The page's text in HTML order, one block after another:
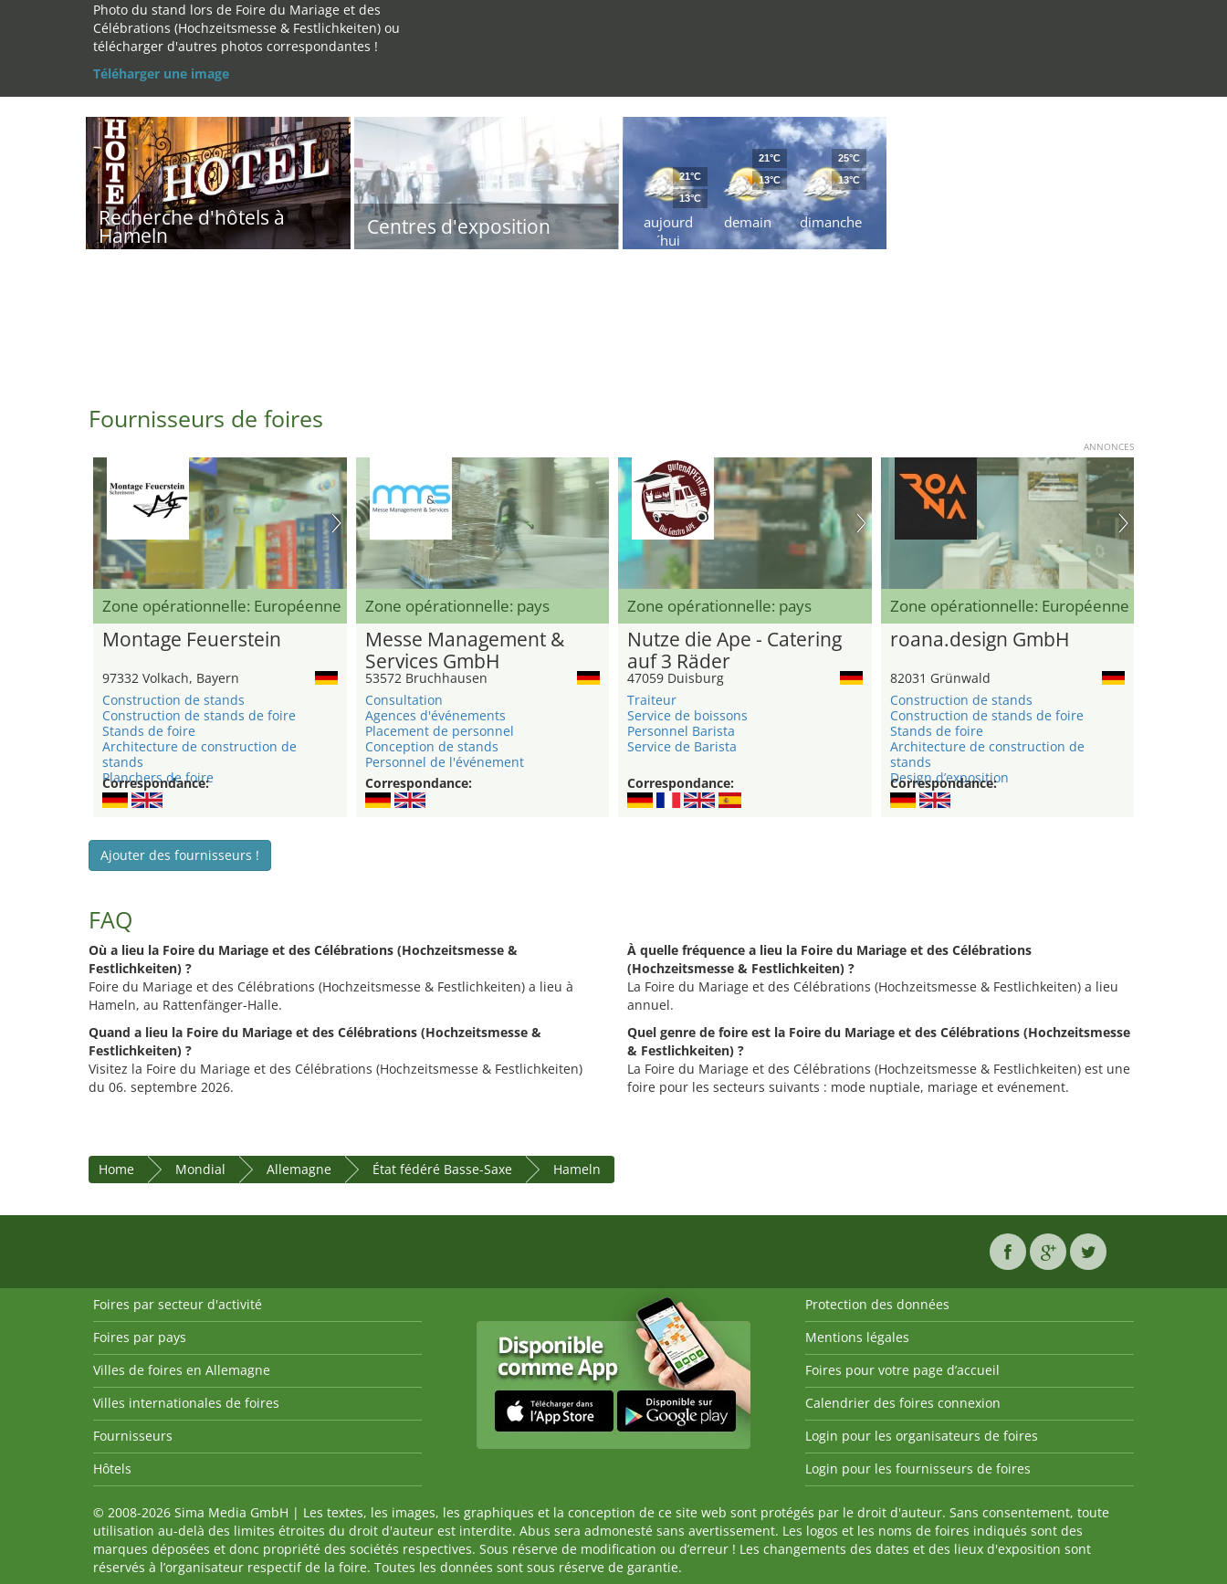
Photo du stand lors de Foire du Mariage et des
Célébrations (Hochzeitsmesse & Festlichkeiten) ou
télécharger d'autres photos correspondantes !
Téléharger une image
Recherche d'hôtels à
Hameln Centres d'exposition
aujourd
´hui
21°C
13°C
demain
21°C
13°C
dimanche
25°C
13°C
Fournisseurs de foires
ANNONCES
Zone opérationnelle: Européenne
Montage Feuerstein
97332 Volkach, Bayern
Construction de stands
Construction de stands de foire
Stands de foire
Architecture de construction de
stands
Planchers de foire
Correspondance:
Zone opérationnelle: pays
Messe Management &
Services GmbH
53572 Bruchhausen
Consultation
Agences d'événements
Placement de personnel
Conception de stands
Personnel de l'événement
Correspondance:
Zone opérationnelle: pays
Nutze die Ape - Catering
auf 3 Räder
47059 Duisburg
Traiteur
Service de boissons
Personnel Barista
Service de Barista
Correspondance:
Zone opérationnelle: Européenne
roana.design GmbH
82031 Grünwald
Construction de stands
Construction de stands de foire
Stands de foire
Architecture de construction de
stands
Design d’exposition
Correspondance:
Ajouter des fournisseurs !
FAQ
Où a lieu la Foire du Mariage et des Célébrations (Hochzeitsmesse &
Festlichkeiten) ?
Foire du Mariage et des Célébrations (Hochzeitsmesse & Festlichkeiten) a lieu à
Hameln, au Rattenfänger-Halle.
Quand a lieu la Foire du Mariage et des Célébrations (Hochzeitsmesse &
Festlichkeiten) ?
Visitez la Foire du Mariage et des Célébrations (Hochzeitsmesse & Festlichkeiten)
du 06. septembre 2026.
À quelle fréquence a lieu la Foire du Mariage et des Célébrations
(Hochzeitsmesse & Festlichkeiten) ?
La Foire du Mariage et des Célébrations (Hochzeitsmesse & Festlichkeiten) a lieu
annuel.
Quel genre de foire est la Foire du Mariage et des Célébrations (Hochzeitsmesse
& Festlichkeiten) ?
La Foire du Mariage et des Célébrations (Hochzeitsmesse & Festlichkeiten) est une
foire pour les secteurs suivants : mode nuptiale, mariage et evénement.
Home Mondial Allemagne État fédéré Basse-Saxe Hameln
Foires par secteur d'activité
Foires par pays
Villes de foires en Allemagne
Villes internationales de foires
Fournisseurs
Hôtels
Protection des données
Mentions légales
Foires pour votre page d’accueil
Calendrier des foires connexion
Login pour les organisateurs de foires
Login pour les fournisseurs de foires
© 2008-2026 Sima Media GmbH | Les textes, les images, les graphiques et la conception de ce site web sont protégés par le droit d'auteur. Sans consentement, toute
utilisation au-delà des limites étroites du droit d'auteur est interdite. Abus sera admonesté sans avertissement. Les logos et les noms de foires indiqués sont des
marques déposées et donc propriété des sociétés respectives. Sous réserve de modification ou d’erreur ! Les changements des dates et des lieux d'exposition sont
réservés à l’organisateur respectif de la foire. Toutes les données sont sous réserve de garantie.